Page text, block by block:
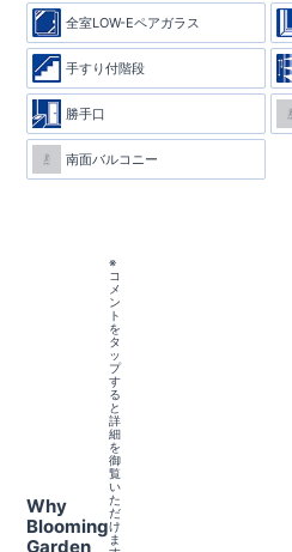
全室LOW-Eペアガラス
手すり付階段
勝手口
南面バルコニー
Why
Blooming
Garden
※
コ
メ
ン
ト
を
タ
ッ
プ
す
る
と
詳
細
を
御
覧
い
た
だ
け
ま